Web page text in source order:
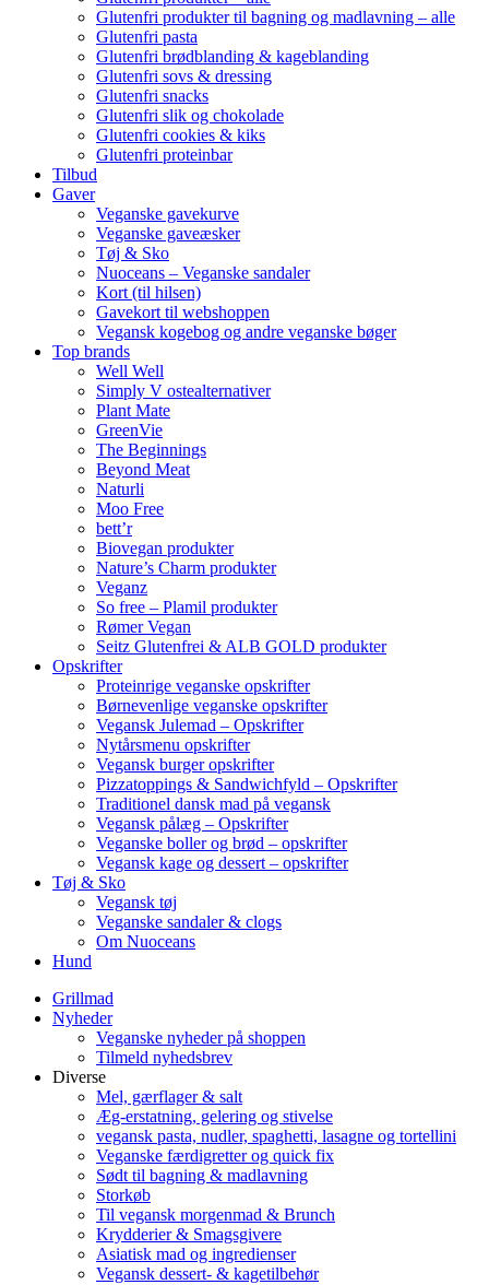
Glutenfri produkter til bagning og madlavning – alle
Glutenfri pasta
Glutenfri brødblanding & kageblanding
Glutenfri sovs & dressing
Glutenfri snacks
Glutenfri slik og chokolade
Glutenfri cookies & kiks
Glutenfri proteinbar
Tilbud
Gaver
Veganske gavekurve
Veganske gaveæsker
Tøj & Sko
Nuoceans – Veganske sandaler
Kort (til hilsen)
Gavekort til webshoppen
Vegansk kogebog og andre veganske bøger
Top brands
Well Well
Simply V ostealternativer
Plant Mate
GreenVie
The Beginnings
Beyond Meat
Naturli
Moo Free
bett’r
Biovegan produkter
Nature’s Charm produkter
Veganz
So free – Plamil produkter
Rømer Vegan
Seitz Glutenfrei & ALB GOLD produkter
Opskrifter
Proteinrige veganske opskrifter
Børnevenlige veganske opskrifter
Vegansk Julemad – Opskrifter
Nytårsmenu opskrifter
Vegansk burger opskrifter
Pizzatoppings & Sandwichfyld – Opskrifter
Traditionel dansk mad på vegansk
Vegansk pålæg – Opskrifter
Veganske boller og brød – opskrifter
Vegansk kage og dessert – opskrifter
Tøj & Sko
Vegansk tøj
Veganske sandaler & clogs
Om Nuoceans
Hund
Grillmad
Nyheder
Veganske nyheder på shoppen
Tilmeld nyhedsbrev
Diverse
Mel, gærflager & salt
Æg-erstatning, gelering og stivelse
vegansk pasta, nudler, spaghetti, lasagne og tortellini
Veganske færdigretter og quick fix
Sødt til bagning & madlavning
Storkøb
Til vegansk morgenmad & Brunch
Krydderier & Smagsgivere
Asiatisk mad og ingredienser
Vegansk dessert- & kagetilbehør